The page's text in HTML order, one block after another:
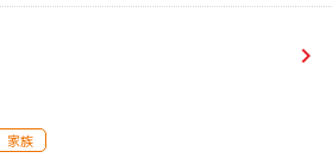
家族